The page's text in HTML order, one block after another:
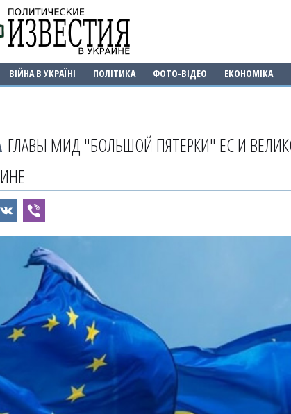
ВІЙНА В УКРАЇНІ ПОЛІТИКА ФОТО-ВІДЕО ЕКОНОМІКА
ГЛАВЫ МИД "БОЛЬШОЙ ПЯТЕРКИ" ЕС И